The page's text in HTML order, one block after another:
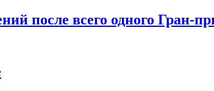
после всего одного Гран-